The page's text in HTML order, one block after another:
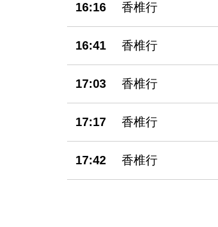
16:16 香椎行
16:41 香椎行
17:03 香椎行
17:17 香椎行
17:42 香椎行